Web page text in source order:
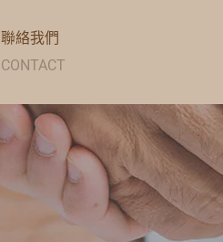
聯絡我們
CONTACT